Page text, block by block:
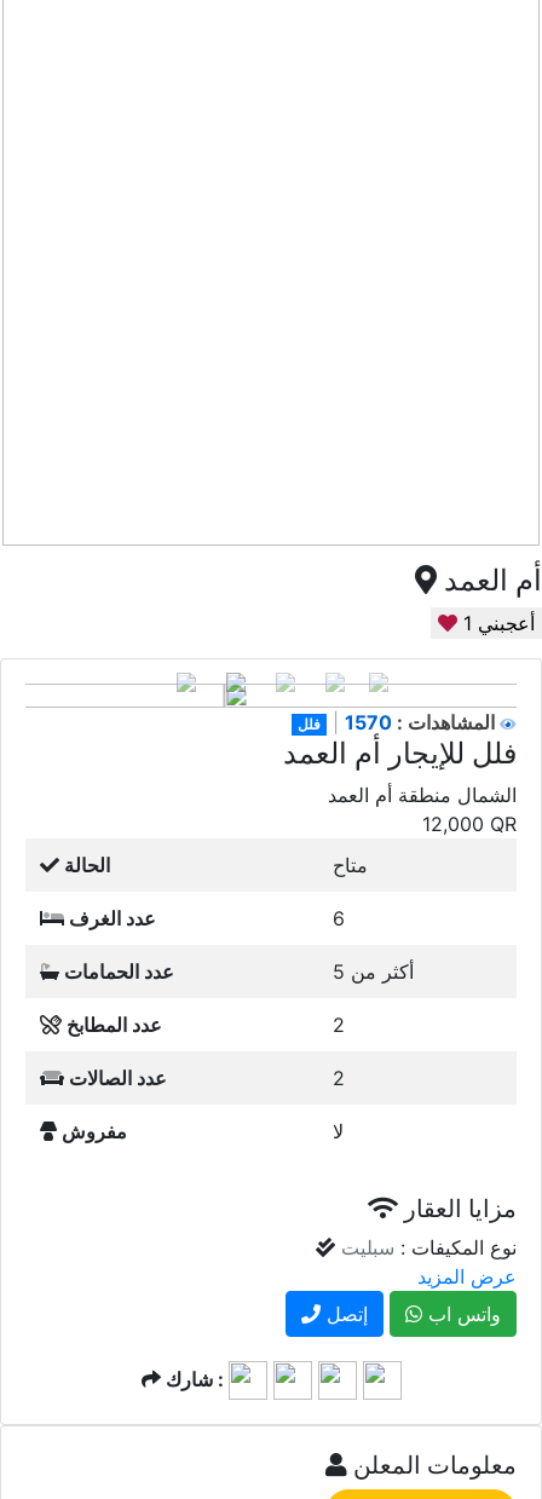
أم العمد
1 أعجبني
فلل المشاهدات :
فلل للإيجار أم العمد
الشمال منطقة أم العمد
12,000 QR
الحالة
متاح
عدد الغرف 6
عدد الحمامات أكثر من 5
عدد المطابخ 2
عدد الصالات 2
مفروش لا
مزايا العقار
نوع المكيفات : سبليت
عرض المزيد
إتصل
واتس اب
شارك :
معلومات المعلن